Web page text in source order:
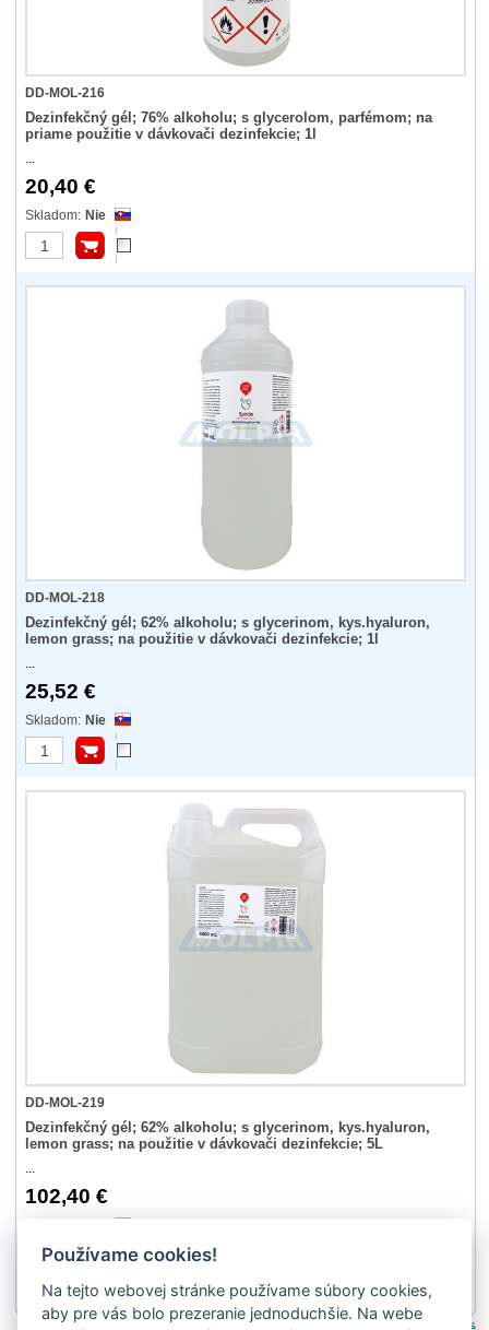
DD-MOL-216
Dezinfekčný gél; 76% alkoholu; s glycerolom, parfémom; na
priame použitie v dávkovači dezinfekcie; 1l
...
20,40 €
Nie
DD-MOL-218
Dezinfekčný gél; 62% alkoholu; s glycerinom, kys.hyaluron,
lemon grass; na použitie v dávkovači dezinfekcie; 1l
...
25,52 €
Nie
DD-MOL-219
Dezinfekčný gél; 62% alkoholu; s glycerinom, kys.hyaluron,
lemon grass; na použitie v dávkovači dezinfekcie; 5L
...
102,40 €
2
Používame cookies!
Na tejto webovej stránke používame súbory cookies,
aby pre vás bolo prezeranie jednoduchšie. Na webe